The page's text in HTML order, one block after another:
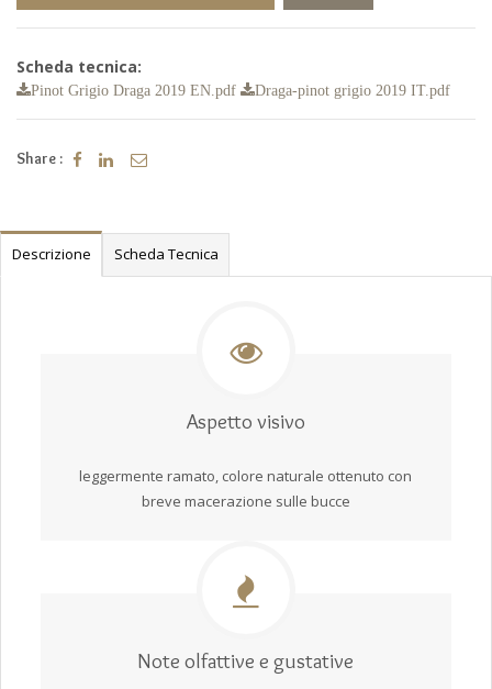
Scheda tecnica:
Pinot Grigio Draga 2019 EN.pdf Draga-pinot grigio 2019 IT.pdf
Share :
Descrizione Scheda Tecnica
Aspetto visivo
leggermente ramato, colore naturale ottenuto con
breve macerazione sulle bucce
Note olfattive e gustative